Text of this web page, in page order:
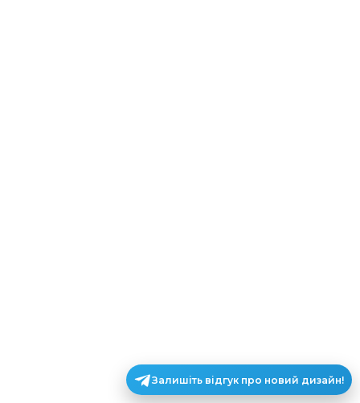
Залишіть відгук про новий дизайн!